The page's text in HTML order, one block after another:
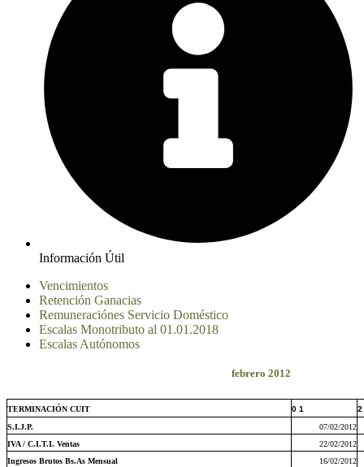
Información Útil
Vencimientos
Retención Ganacias
Remuneraciónes Servicio Doméstico
Escalas Monotributo al 01.01.2018
Escalas Autónomos
febrero 2012
TERMINACIÓN CUIT 0 1
2
S.I.J.P.
07/02/2012
IVA / C.I.T.I. Ventas
22/02/2012
Ingresos Brutos Bs.As Mensual
16/02/2012